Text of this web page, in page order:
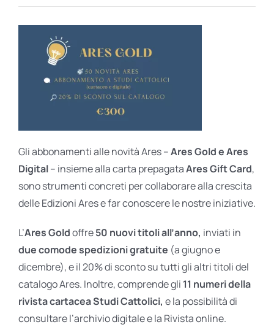
Gli abbonamenti alle novità Ares –Ares Gold e Ares
Digital– insieme alla carta prepagataAres Gift Card,
sono strumenti concreti per collaborare alla crescita
delle Edizioni Ares e far conoscere le nostre iniziative.
L’Ares Goldoffre50 nuovi titoli all’anno, inviati in
due comode spedizioni gratuite (a giugno e
dicembre), e il 20% di sconto su tutti gli altri titoli del
catalogo Ares. Inoltre, comprende gli 11 numeri della
rivista cartacea Studi Cattolici, e la possibilità di
consultare l’archivio digitale e la Rivista online.